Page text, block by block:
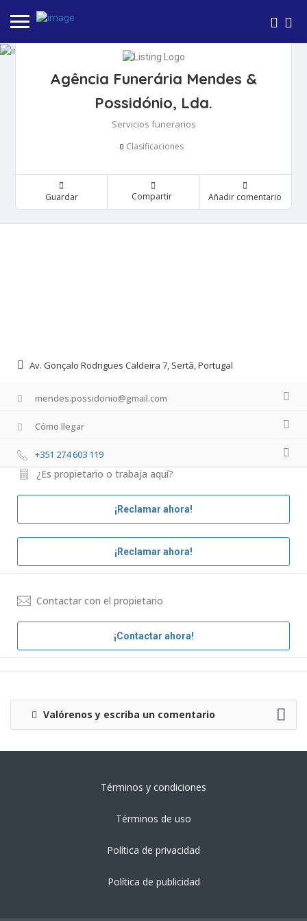
Agência Funerária Mendes &
Possidónio, Lda.
Servicios funerarios
0 Clasificaciones
Guardar Compartir Añadir comentario
Av. Gonçalo Rodrigues Caldeira 7, Sertã, Portugal
mendes.possidonio@gmail.com
Cómo llegar
+351 274 603 119
¿Es propietario o trabaja aquí?
¡Reclamar ahora!
¡Reclamar ahora!
Contactar con el propietario
¡Contactar ahora!
Valórenos y escriba un comentario
Términos y condiciones
Términos de uso
Política de privacidad
Política de publicidad